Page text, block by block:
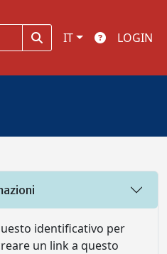
IT LOGIN
identificativo per
un link a questo